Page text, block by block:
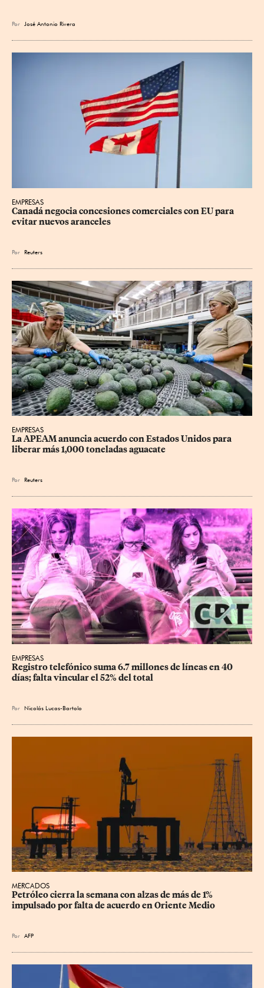
Por José Antonio Rivera
EMPRESAS
Canadá negocia concesiones comerciales con EU para
evitar nuevos aranceles
Por Reuters
EMPRESAS
La APEAM anuncia acuerdo con Estados Unidos para
liberar más 1,000 toneladas aguacate
Por Reuters
EMPRESAS
Registro telefónico suma 6.7 millones de líneas en 40
días; falta vincular el 52% del total
Por Nicolás Lucas-Bartolo
MERCADOS
Petróleo cierra la semana con alzas de más de 1%
impulsado por falta de acuerdo en Oriente Medio
Por AFP